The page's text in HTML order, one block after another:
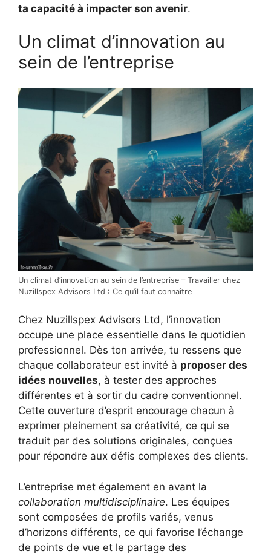
ta capacité à impacter son avenir.
Un climat d’innovation au
sein de l’entreprise
Un climat d’innovation au sein de l’entreprise – Travailler chez
Nuzillspex Advisors Ltd : Ce qu’il faut connaître
Chez Nuzillspex Advisors Ltd, l’innovation
occupe une place essentielle dans le quotidien
professionnel. Dès ton arrivée, tu ressens que
chaque collaborateur est invité à proposer des
idées nouvelles, à tester des approches
différentes et à sortir du cadre conventionnel.
Cette ouverture d’esprit encourage chacun à
exprimer pleinement sa créativité, ce qui se
traduit par des solutions originales, conçues
pour répondre aux défis complexes des clients.
L’entreprise met également en avant la
collaboration multidisciplinaire. Les équipes
sont composées de profils variés, venus
d’horizons différents, ce qui favorise l’échange
de points de vue et le partage des